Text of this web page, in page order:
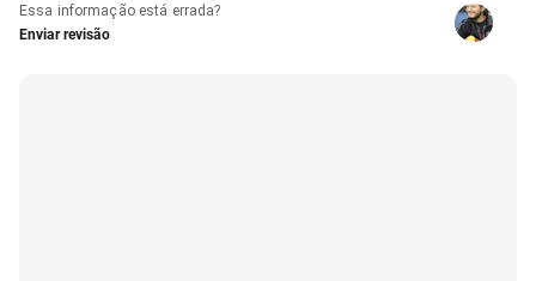
Essa informação está errada?
Enviar revisão